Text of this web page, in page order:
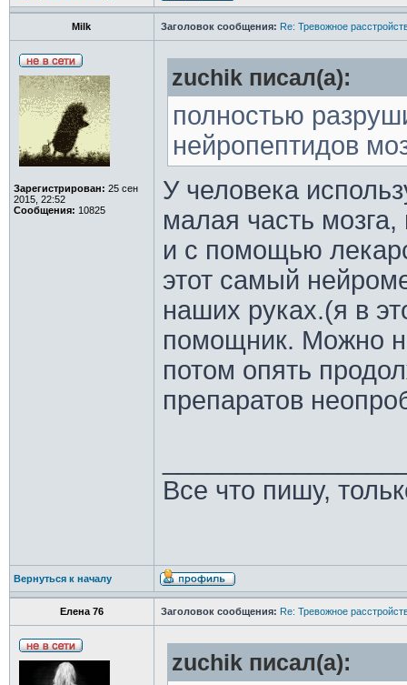
Milk Заголовок сообщения: Re: Тревожное
Зарегистрирован: 25 сен
2015, 22:52
Сообщения: 10825
zuchik писал(а):
полностью
нейропептидов
У человека
малая часть
и с помощью
этот самый
наших руках.(я в
помощник. Можно
потом опять
препаратов
Все что пишу,
Вернуться к началу
Елена 76 Заголовок сообщения: Re: Тревожное
zuchik писал(а):